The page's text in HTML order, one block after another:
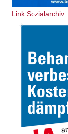
Link Sozialarchiv